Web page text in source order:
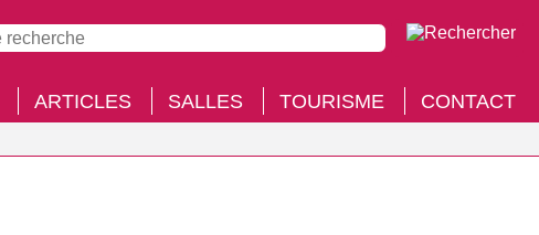
ARTICLES SALLES TOURISME CONTACT